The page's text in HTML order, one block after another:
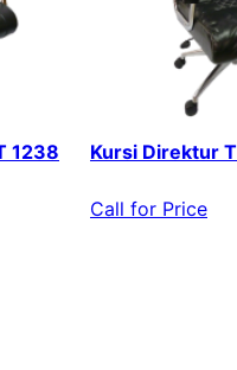
1238 Kursi Direktur
Call for Price